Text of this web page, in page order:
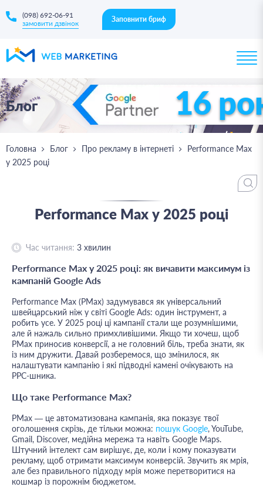
(098) 692-06-91
замовити дзвінок
Заповнити бриф
Блог 16
Головна Блог Про рекламу в інтернеті
Performance Max
у 2025 році
Performance Max у 2025 році
Час читання: 3 хвилин
Performance Max у 2025 році: як вичавити максимум із
кампаній Google Ads
Performance Max (PMax) задумувався як універсальний
швейцарський ніж у світі Google Ads: один інструмент, а
робить усе. У 2025 році ці кампанії стали ще розумнішими,
але й нажаль сильно примхливішими. Якщо ти хочеш, щоб
PMax приносив конверсії, а не головний біль, треба знати, як
із ним дружити. Давай розберемося, що змінилося, як
налаштувати кампанію і які підводні камені очікувають на
PPC-шника.
Що таке Performance Max?
PMax — це автоматизована кампанія, яка показує твої
оголошення скрізь, де тільки можна: пошук Google, YouTube,
Gmail, Discover, медійна мережа та навіть Google Maps.
Штучний інтелект сам вирішує, де, коли і кому показувати
рекламу, щоб отримати максимум конверсій. Звучить як мрія,
але без правильного підходу мрія може перетворитися на
кошмар із порожнім бюджетом.